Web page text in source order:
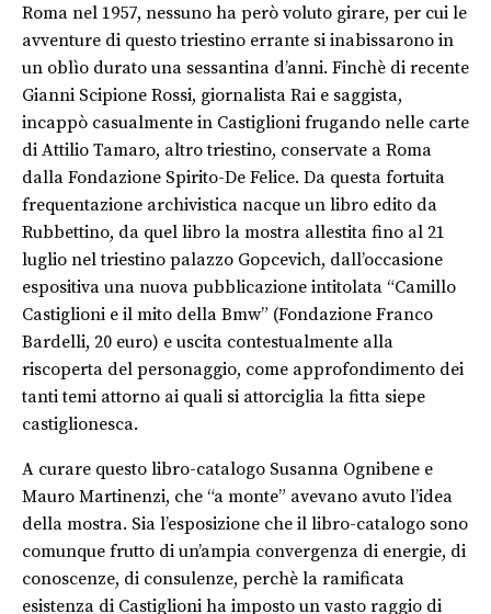
Roma nel 1957, nessuno ha però voluto girare, per cui le
avventure di questo triestino errante si inabissarono in
un oblìo durato una sessantina d’anni. Finchè di recente
Gianni Scipione Rossi, giornalista Rai e saggista,
incappò casualmente in Castiglioni frugando nelle carte
di Attilio Tamaro, altro triestino, conservate a Roma
dalla Fondazione Spirito-De Felice. Da questa fortuita
frequentazione archivistica nacque un libro edito da
Rubbettino, da quel libro la mostra allestita fino al 21
luglio nel triestino palazzo Gopcevich, dall’occasione
espositiva una nuova pubblicazione intitolata “Camillo
Castiglioni e il mito della Bmw” (Fondazione Franco
Bardelli, 20 euro) e uscita contestualmente alla
riscoperta del personaggio, come approfondimento dei
tanti temi attorno ai quali si attorciglia la fitta siepe
castiglionesca.
A curare questo libro-catalogo Susanna Ognibene e
Mauro Martinenzi, che “a monte” avevano avuto l’idea
della mostra. Sia l’esposizione che il libro-catalogo sono
comunque frutto di un’ampia convergenza di energie, di
conoscenze, di consulenze, perchè la ramificata
esistenza di Castiglioni ha imposto un vasto raggio di